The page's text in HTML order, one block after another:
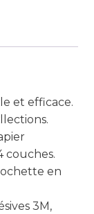
et efficace.
couches.
en
3M,